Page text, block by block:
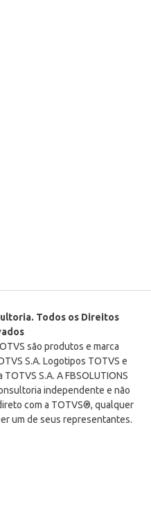
Todos os Direitos
são produtos e marca
S.A. Logotipos TOTVS e
S.A. A FBSOLUTIONS
independente e não
com a TOTVS®, qualquer
um de seus representantes.